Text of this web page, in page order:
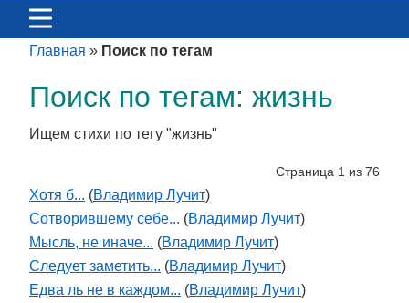
Главная » Поиск по тегам
Поиск по тегам: жизнь
Ищем стихи по тегу "жизнь"
Страница 1 из 76
Хотя б... (Владимир Лучит)
Сотворившему себе... (Владимир Лучит)
Мысль, не иначе... (Владимир Лучит)
Следует заметить... (Владимир Лучит)
Едва ль не в каждом... (Владимир Лучит)